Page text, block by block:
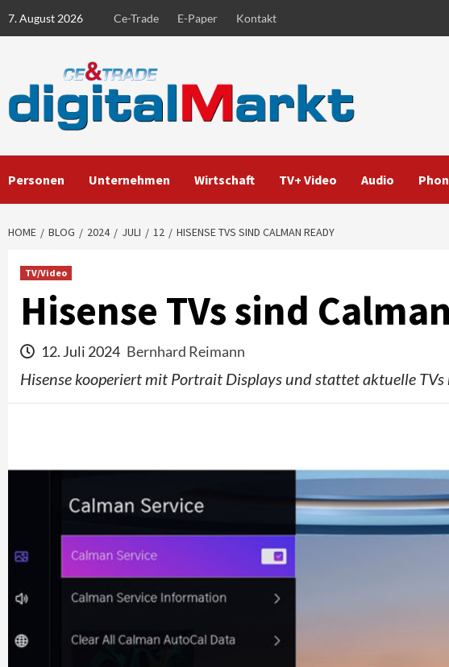
7. August 2026 Ce-Trade E-Paper Kontakt
Personen Unternehmen Wirtschaft TV+ Video Audio
HOME BLOG 2024 JULI 12 HISENSE TVS SIND CALMAN READY
TV/Video
Hisense TVs sind
12. Juli 2024 Bernhard Reimann
Hisense kooperiert mit Portrait Displays und stattet aktuelle